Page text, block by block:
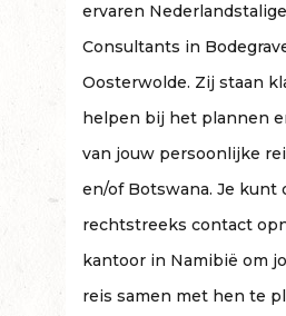
ervaren
Consultants in
Oosterwolde. Zij staan
helpen bij het plannen
van jouw persoonlijke
en/of Botswana. Je kunt
rechtstreeks contact
kantoor in Namibië om
reis samen met hen te